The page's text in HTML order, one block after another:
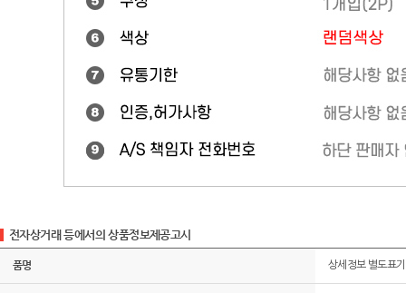
전자상거래 등에서의 상품정보제공고시
품명 상세정보 별도표기